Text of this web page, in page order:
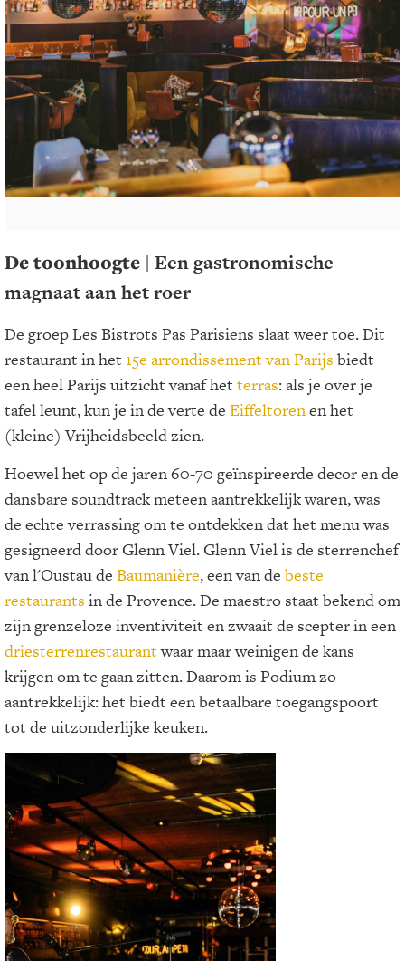
De toonhoogte | Een gastronomische
magnaat aan het roer
De groep Les Bistrots Pas Parisiens slaat weer toe. Dit
restaurant in het 15e arrondissement van Parijs biedt
een heel Parijs uitzicht vanaf het terras: als je over je
tafel leunt, kun je in de verte de Eiffeltorenen het
(kleine) Vrijheidsbeeld zien.
Hoewel het op de jaren 60-70 geïnspireerde decor en de
dansbare soundtrack meteen aantrekkelijk waren, was
de echte verrassing om te ontdekken dat het menu was
gesigneerd door Glenn Viel. Glenn Viel is de sterrenchef
van l'Oustau de Baumanière, een van de beste
restaurants in de Provence. De maestro staat bekend om
zijn grenzeloze inventiviteit en zwaait de scepter in een
driesterrenrestaurantwaar maar weinigen de kans
krijgen om te gaan zitten. Daarom is Podium zo
aantrekkelijk: het biedt een betaalbare toegangspoort
tot de uitzonderlijke keuken.